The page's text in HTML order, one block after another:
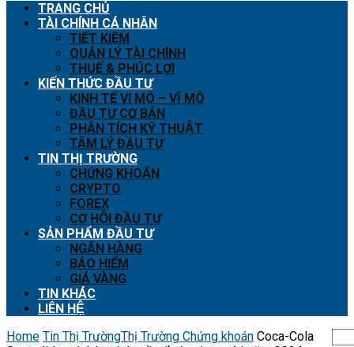
TRANG CHỦ
TÀI CHÍNH CÁ NHÂN
TIẾT KIỆM
QUẢN LÝ TÀI CHÍNH
THUẾ & PHÚC LỢI
KIẾN THỨC ĐẦU TƯ
KINH TẾ VI MÔ – VĨ MÔ
ĐẦU TƯ CƠ BẢN
PHÂN TÍCH KỸ THUẬT
TÂM LÝ ĐẦU TƯ
TIN THỊ TRƯỜNG
CHỨNG KHOÁN
CRYPTO
FOREX
CƠ HỘI ĐẦU TƯ
SẢN PHẨM ĐẦU TƯ
NGÂN HÀNG
BẢO HIỂM
GIÁ VÀNG
TIN KHÁC
LIÊN HỆ
Home Tin Thị TrườngThị Trường Chứng khoán Coca-Cola